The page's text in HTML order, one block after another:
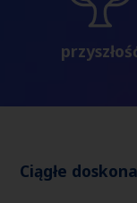
Ciągłe